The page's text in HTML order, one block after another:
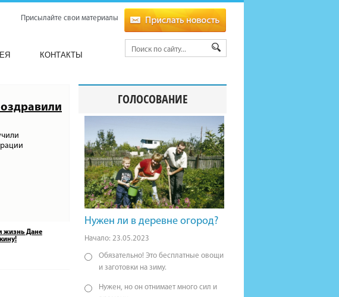
Присылайте свои материалы
КОНТАКТЫ
жизнь Дане
ГОЛОСОВАНИЕ
Нужен ли в деревне огород?
Начало: 23.05.2023
Обязательно! Это бесплатные овощи
и заготовки на зиму.
Нужен, но он отнимает много сил и